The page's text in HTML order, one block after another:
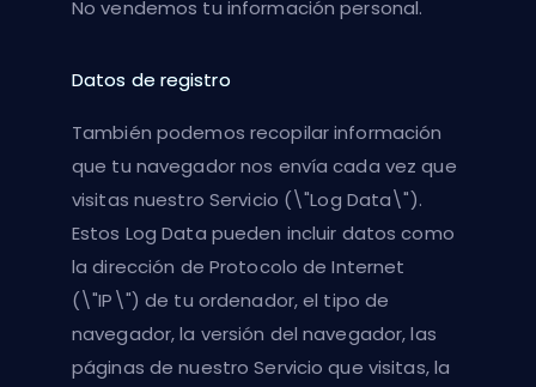
No vendemos tu información personal.
Datos de registro
También podemos recopilar información
que tu navegador nos envía cada vez que
visitas nuestro Servicio (\"Log Data\").
Estos Log Data pueden incluir datos como
la dirección de Protocolo de Internet
(\"IP\") de tu ordenador, el tipo de
navegador, la versión del navegador, las
páginas de nuestro Servicio que visitas, la